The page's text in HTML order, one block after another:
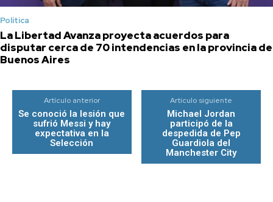
Política
La Libertad Avanza proyecta acuerdos para
disputar cerca de 70 intendencias en la provincia de
Buenos Aires
Artículo anterior
Se conoció la lesión que
sufrió Messi y hay
expectativa en la
Selección
Artículo siguiente
Michael Jordan
participó de la
despedida de Pep
Guardiola del
Manchester City